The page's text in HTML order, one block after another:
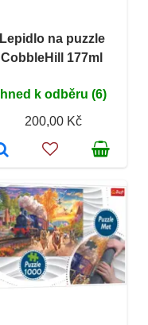
Lepidlo na puzzle
CobbleHill 177ml
Ihned k odběru (6)
200,00 Kč